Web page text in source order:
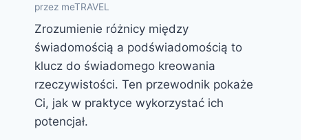
przez meTRAVEL
Zrozumienie różnicy między
świadomością a podświadomością to
klucz do świadomego kreowania
rzeczywistości. Ten przewodnik pokaże
Ci, jak w praktyce wykorzystać ich
potencjał.